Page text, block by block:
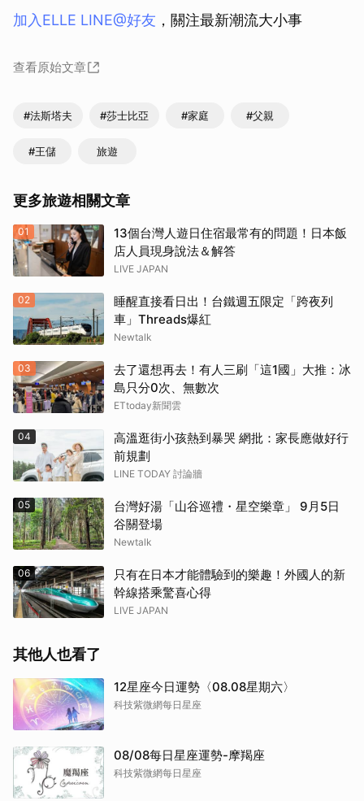
加入ELLE LINE@好友 ，關注最新潮流大小事
查看原始文章
#法斯塔夫 #莎士比亞 #家庭 #父親
#王儲 旅遊
更多旅遊相關文章
01
13個台灣人遊日住宿最常有的問題！日本飯
店人員現身說法＆解答
LIVE JAPAN
02
睡醒直接看日出！台鐵週五限定「跨夜列
車」Threads爆紅
Newtalk
03
去了還想再去！有人三刷「這1國」大推：冰
島只分0次、無數次
ETtoday新聞雲
04
高溫逛街小孩熱到暴哭 網批：家長應做好行
前規劃
LINE TODAY 討論牆
05
台灣好湯「山谷巡禮・星空樂章」 9月5日
谷關登場
Newtalk
06
只有在日本才能體驗到的樂趣！外國人的新
幹線搭乘驚喜心得
LIVE JAPAN
其他人也看了
12星座今日運勢〈08.08星期六〉
科技紫微網每日星座
08/08每日星座運勢-摩羯座
科技紫微網每日星座